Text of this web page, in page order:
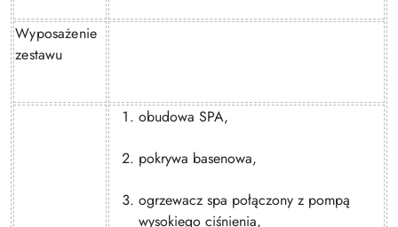
Wyposażenie
zestawu
obudowa SPA,
pokrywa basenowa,
ogrzewacz spa połączony z pompą
wysokiego ciśnienia,